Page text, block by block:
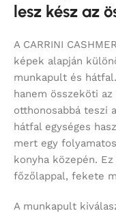
lesz kész az
A CARRINI
képek alapján
munkapult és
hanem összeköti
otthonosabbá teszi
hátfal egységes
mert egy
konyha közepén.
főzőlappal, fekete
A munkapult